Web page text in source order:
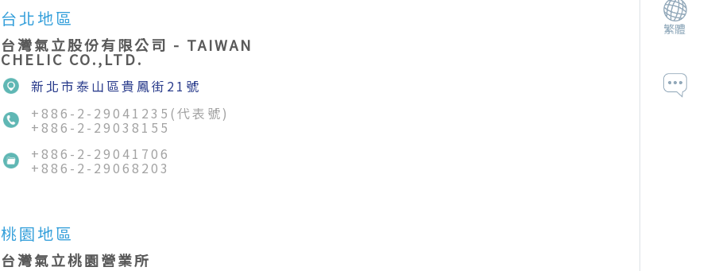
台北地區
台灣氣立股份有限公司 - TAIWAN
CHELIC CO.,LTD.
新北市泰山區貴鳳街21號
+886-2-29041235(代表號)
+886-2-29038155
+886-2-29041706
+886-2-29068203
桃園地區
台灣氣立桃園營業所
繁體